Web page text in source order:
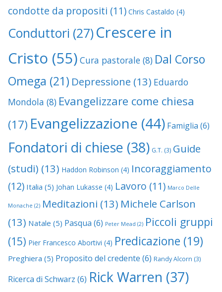
condotte da propositi (11) Chris Castaldo (4)
Conduttori (27) Crescere in
Cristo (55) Cura pastorale (8) Dal Corso
Omega (21) Depressione (13) Eduardo
Mondola (8) Evangelizzare come chiesa
(17) Evangelizzazione (44) Famiglia (6)
Fondatori di chiese (38) G.T. (3) Guide
(studi) (13) Haddon Robinson (4) Incoraggiamento
(12) Italia (5) Johan Lukasse (4) Lavoro (11) Marco Delle
Monache (2) Meditazioni (13) Michele Carlson
(13) Natale (5) Pasqua (6) Peter Mead (2) Piccoli gruppi
(15) Pier Francesco Abortivi (4) Predicazione (19)
Preghiera (5) Proposito del credente (6) Randy Alcorn (3)
Ricerca di Schwarz (6) Rick Warren (37)